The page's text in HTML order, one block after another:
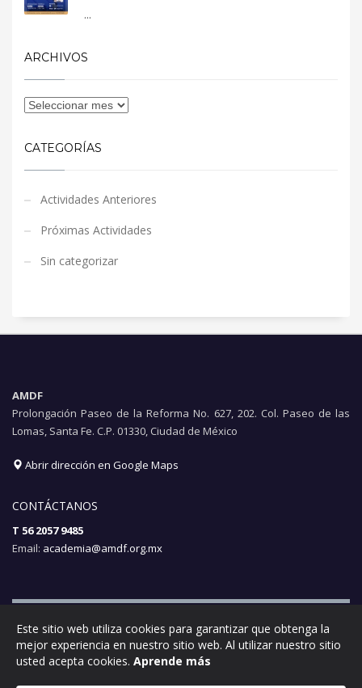
...
ARCHIVOS
CATEGORÍAS
Actividades Anteriores
Próximas Actividades
Sin categorizar
AMDF
Prolongación Paseo de la Reforma No. 627, 202. Col. Paseo de las
Lomas, Santa Fe. C.P. 01330, Ciudad de México
Abrir dirección en Google Maps
CONTÁCTANOS
T 56 2057 9485
Email: academia@amdf.org.mx
Aviso de privacidad |Términos y condiciones | © 2017 AMDF. Todos
los derechos reservados.
Este sitio web utiliza cookies para garantizar que obtenga la
mejor experiencia en nuestro sitio web. Al utilizar nuestro sitio
usted acepta cookies. Aprende más